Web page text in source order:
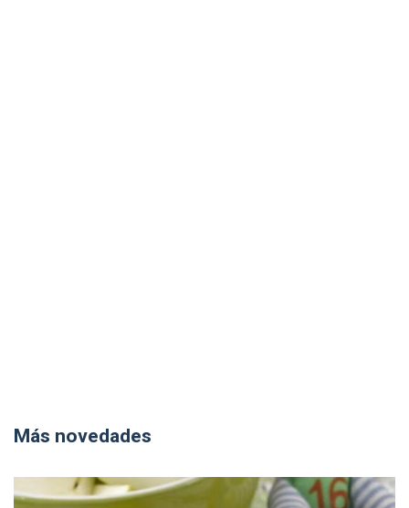
Más novedades